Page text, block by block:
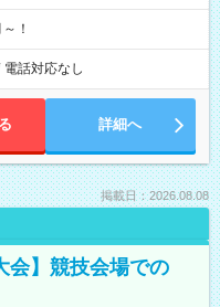
！
電話対応なし
詳細へ
掲載日：2026.08.08
会】競技会場での